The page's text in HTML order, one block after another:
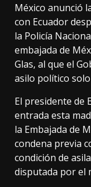
México anunció
con Ecuador
la Policía
embajada de
Glas, al que el
asilo político
El presidente de
entrada esta
la Embajada de
condena previa
condición de
disputada por el